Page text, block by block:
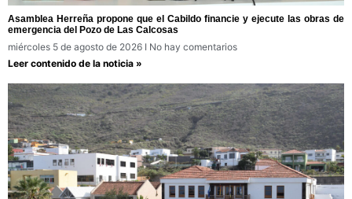
Asamblea Herreña propone que el Cabildo financie y ejecute las obras de
emergencia del Pozo de Las Calcosas
miércoles 5 de agosto de 2026
No hay comentarios
Leer contenido de la noticia »